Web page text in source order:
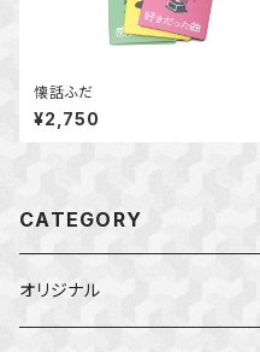
懐話ふだ
¥2,750
CATEGORY
オリジナル